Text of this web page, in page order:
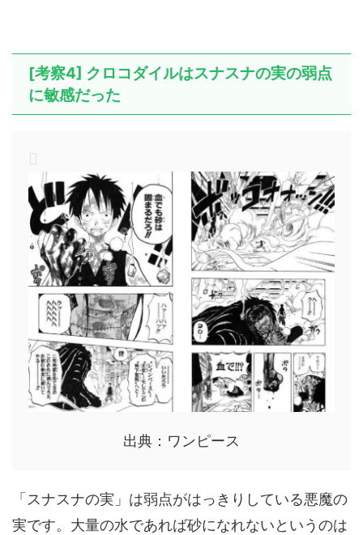
[考察4] クロコダイルはスナスナの実の弱点
に敏感だった
出典：ワンピース
「スナスナの実」は弱点がはっきりしている悪魔の
実です。大量の水であれば砂になれないというのは